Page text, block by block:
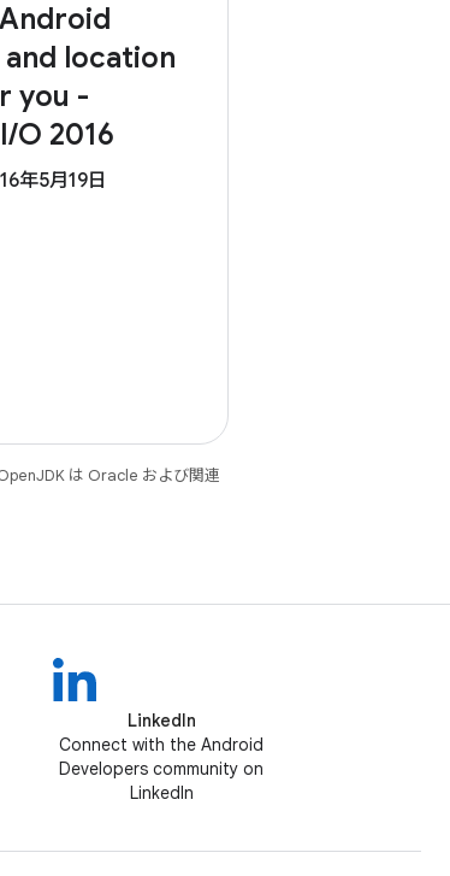
location
you -
O 2016
年5月19日
は Oracle および関連
LinkedIn
Connect with the Android
Developers community on
LinkedIn